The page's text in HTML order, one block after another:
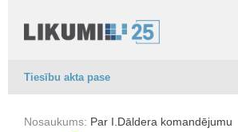
Tiesību akta pase
Nosaukums: Par I.Dāldera komandējumu